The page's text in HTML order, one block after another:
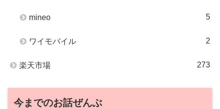
mineo 5
ワイモバイル 2
楽天市場 273
今までのお話ぜんぶ